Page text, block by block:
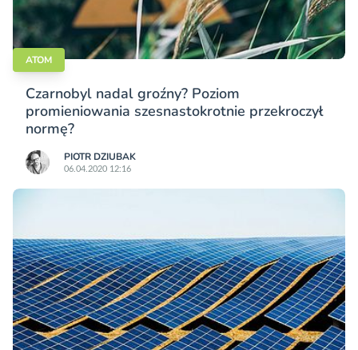
ATOM
Czarnobyl nadal groźny? Poziom
promieniowania szesnastokrotnie przekroczył
normę?
PIOTR DZIUBAK
06.04.2020 12:16